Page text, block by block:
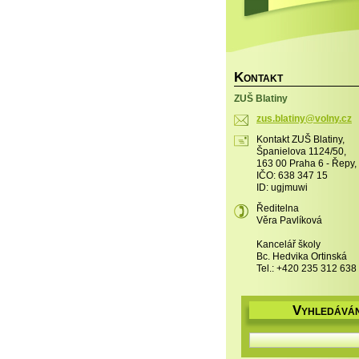
KONTAKT
ZUŠ Blatiny
zus.blatiny@volny.cz
Kontakt ZUŠ Blatiny,
Španielova 1124/50,
163 00 Praha 6 - Řepy,
IČO: 638 347 15
ID: ugjmuwi
Ředitelna
Věra Pavlíková
Kancelář školy
Bc. Hedvika Ortinská
Tel.: +420 235 312 638
V